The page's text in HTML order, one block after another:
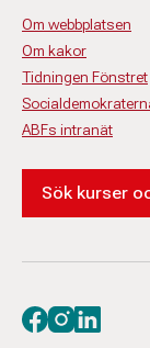
Om webbplatsen
Om kakor
Tidningen Fönstret
ABFs intranät
Sök kurser
Besök oss på
Besök oss på
Besök oss